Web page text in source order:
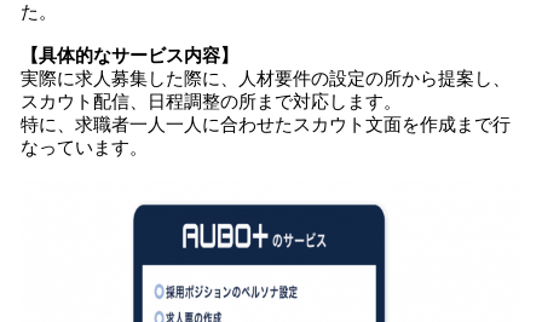
た。
【具体的なサービス内容】
実際に求人募集した際に、人材要件の設定の所から提案し、
スカウト配信、日程調整の所まで対応します。
特に、求職者一人一人に合わせたスカウト文面を作成まで行
なっています。